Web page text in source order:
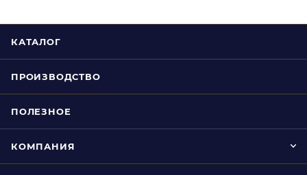
КАТАЛОГ
ПРОИЗВОДСТВО
ПОЛЕЗНОЕ
КОМПАНИЯ